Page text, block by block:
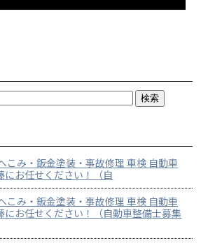
こみ・鈑金塗装・事故修理 車検 自動車
にお任せください！（自
こみ・鈑金塗装・事故修理 車検 自動車
にお任せください！（自動車整備士募集